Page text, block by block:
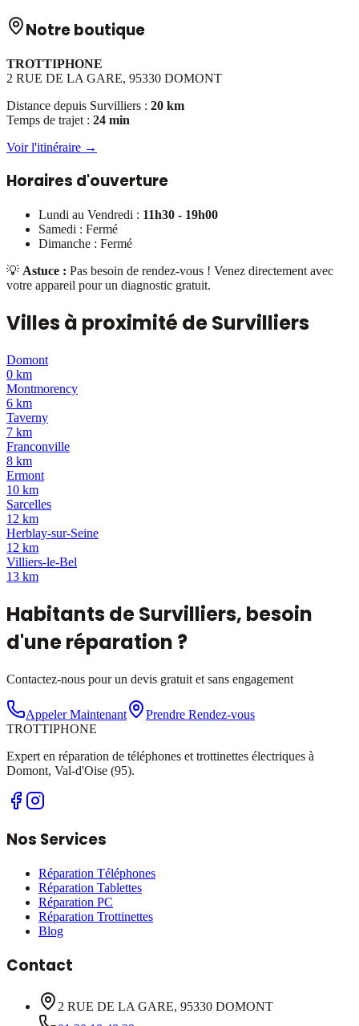
Notre boutique
TROTTIPHONE
2 RUE DE LA GARE, 95330 DOMONT
Distance depuis Survilliers : 20 km
Temps de trajet : 24 min
Voir l'itinéraire →
Horaires d'ouverture
Lundi au Vendredi : 11h30 - 19h00
Samedi : Fermé
Dimanche : Fermé
💡 Astuce : Pas besoin de rendez-vous ! Venez directement avec
votre appareil pour un diagnostic gratuit.
Villes à proximité deSurvilliers
Domont
0 km
Montmorency
6 km
Taverny
7 km
Franconville
8 km
Ermont
10 km
Sarcelles
12 km
Herblay-sur-Seine
12 km
Villiers-le-Bel
13 km
Habitants deSurvilliers, besoin
d'une réparation ?
Contactez-nous pour un devis gratuit et sans engagement
Appeler Maintenant
Prendre Rendez-vous
TROTTIPHONE
Expert en réparation de téléphones et trottinettes électriques à
Domont, Val-d'Oise (95).
Nos Services
Réparation Téléphones
Réparation Tablettes
Réparation PC
Réparation Trottinettes
Blog
Contact
2 RUE DE LA GARE, 95330 DOMONT